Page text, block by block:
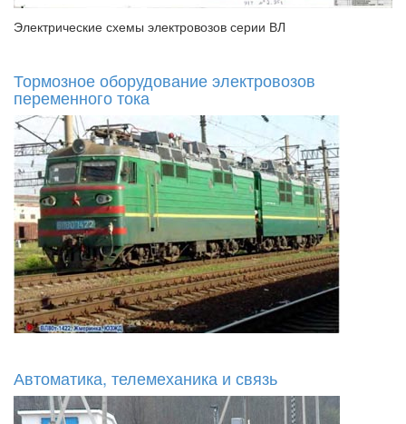
Электрические схемы электровозов серии ВЛ
Тормозное оборудование электровозов
переменного тока
Автоматика, телемеханика и связь